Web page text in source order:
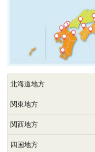
北海道地方
関東地方
関西地方
四国地方